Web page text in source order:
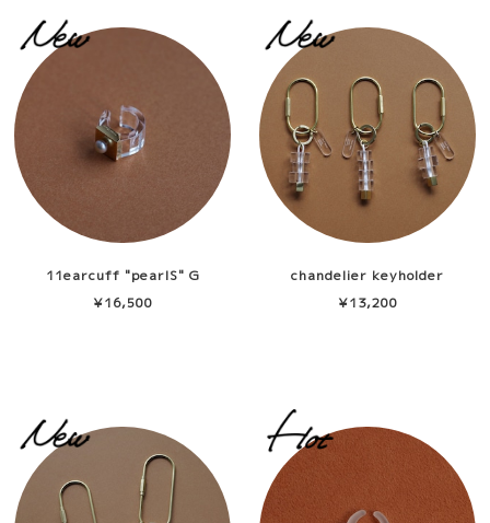
11earcuff "pearlS" G
¥16,500
chandelier keyholder
¥13,200